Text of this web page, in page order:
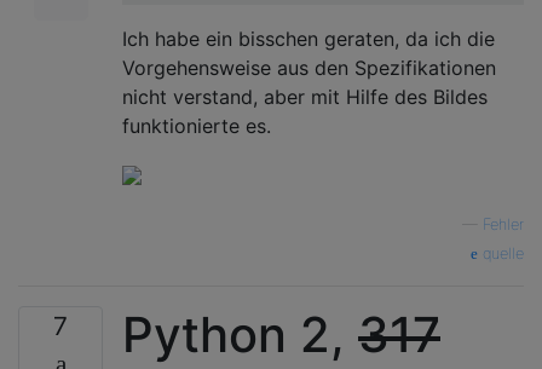
Ich habe ein bisschen geraten, da ich die
Vorgehensweise aus den Spezifikationen
nicht verstand, aber mit Hilfe des Bildes
funktionierte es.
Fehler
quelle
7 Python 2, 317